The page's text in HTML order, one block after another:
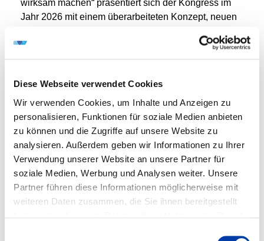
Diese Webseite verwendet Cookies
Wir verwenden Cookies, um Inhalte und Anzeigen zu
personalisieren, Funktionen für soziale Medien anbieten
zu können und die Zugriffe auf unsere Website zu
analysieren. Außerdem geben wir Informationen zu Ihrer
Verwendung unserer Website an unsere Partner für
soziale Medien, Werbung und Analysen weiter. Unsere
Partner führen diese Informationen möglicherweise mit
weiteren Daten zusammen, die Sie ihnen bereitgestellt
wirksam machen“ präsentiert sich der Kongress im
Jahr 2026 mit einem überarbeiteten Konzept, neuen
Ausrichtung.
Download
ERÖFFNUNG DES DVS-SCHAUDEPOTS AN DER
SLV HALLE
Mit einer feierlichen Eröffnung wurde am
Mittwochabend im Rahmen der 35.
Schweißtechnischen Tagung ein neues Kapitel der
Versuchsanstalt Halle GmbH (SLV Halle) ist eröffnet.